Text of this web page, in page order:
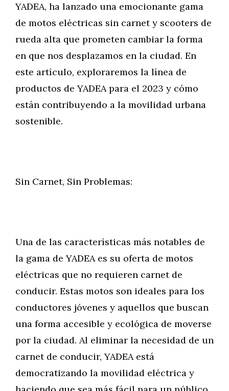
YADEA, ha lanzado una emocionante gama
de motos eléctricas sin carnet y scooters de
rueda alta que prometen cambiar la forma
en que nos desplazamos en la ciudad. En
este artículo, exploraremos la línea de
productos de YADEA para el 2023 y cómo
están contribuyendo a la movilidad urbana
sostenible.
Sin Carnet, Sin Problemas:
Una de las características más notables de
la gama de YADEA es su oferta de motos
eléctricas que no requieren carnet de
conducir. Estas motos son ideales para los
conductores jóvenes y aquellos que buscan
una forma accesible y ecológica de moverse
por la ciudad. Al eliminar la necesidad de un
carnet de conducir, YADEA está
democratizando la movilidad eléctrica y